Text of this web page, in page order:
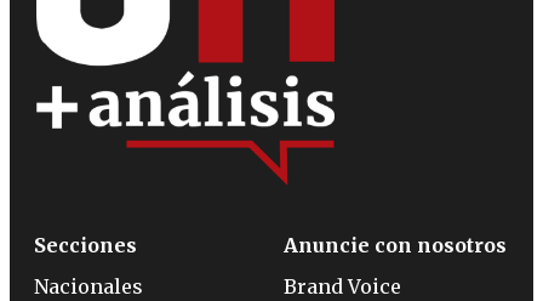
Secciones
Nacionales
Anuncie con nosotros
Brand Voice